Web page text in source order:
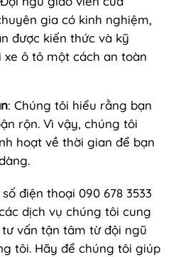
gia có kinh nghiệm,
được kiến thức và kỹ
ô tô một cách an toàn
: Chúng tôi hiểu rằng bạn
rộn. Vì vậy, chúng tôi
hoạt về thời gian để bạn
điện thoại 090 678 3533
dịch vụ chúng tôi cung
vấn tận tâm từ đội ngũ
tôi. Hãy để chúng tôi giúp